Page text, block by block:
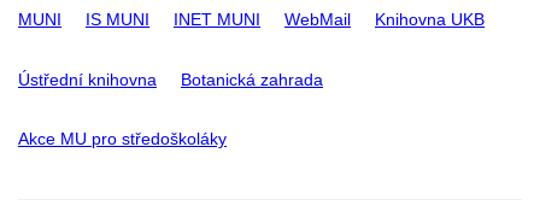
MUNI IS MUNI INET MUNI WebMail Knihovna UKB
Ústřední knihovna Botanická zahrada
Akce MU pro středoškoláky